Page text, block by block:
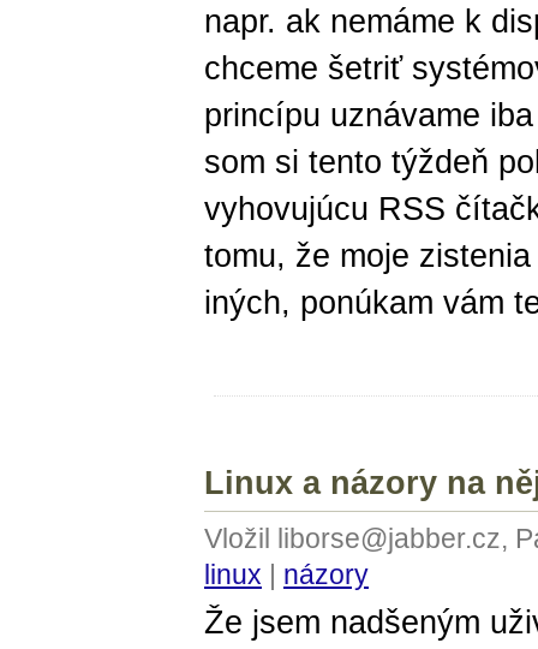
napr. ak nemáme k
chceme šetriť
princípu uznávame
som si tento týždeň
vyhovujúcu RSS
tomu, že moje
iných, ponúkam vám
Linux a názory na
Vložil liborse@jabber.cz,
linux
názory
Že jsem nadšeným